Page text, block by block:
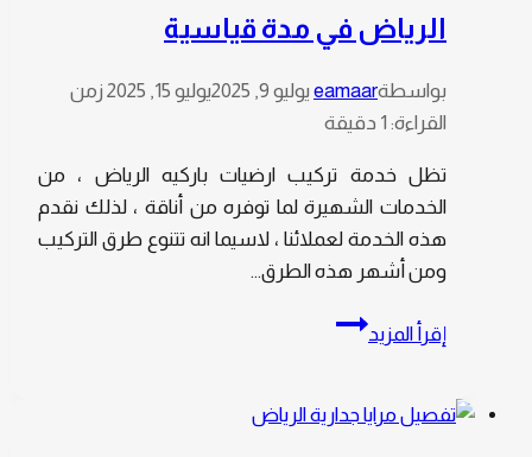
الرياض في مدة قياسية
بواسطةeamaar يوليو 9, 2025 يوليو 15, 2025
زمن
القراءة: 1 دقيقة
تظل خدمة تركيب ارضيات باركيه الرياض ، من
الخدمات الشهيرة لما توفره من أناقة ، لذلك نقدم
هذه الخدمة لعملائنا ، لاسيما انه تتنوع طرق التركيب
ومن أشهر هذه الطرق…
إقرأ المزيد
تركيب
الرياض